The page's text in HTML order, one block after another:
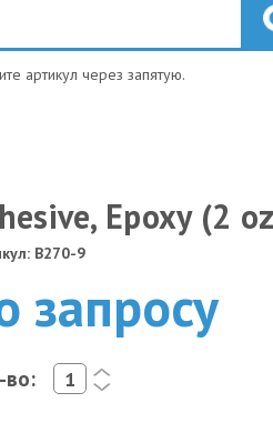
артикул через запятую.
Epoxy (2
B270-9
запросу
во:
<
>